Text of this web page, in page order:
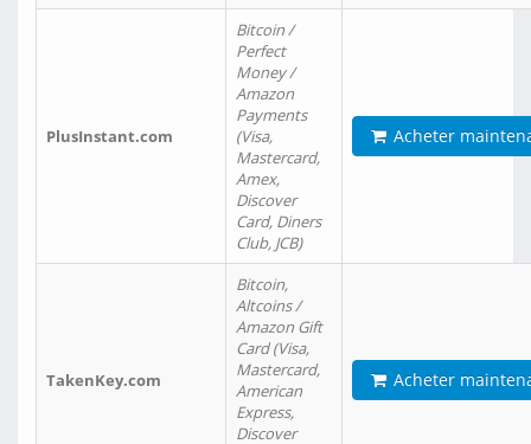
PlusInstant.com
Bitcoin /
Perfect
Money /
Amazon
Payments
(Visa,
Mastercard,
Amex,
Discover
Card, Diners
Club, JCB)
Acheter
TakenKey.com
Bitcoin,
Altcoins /
Amazon Gift
Card (Visa,
Mastercard,
American
Express,
Discover
Acheter